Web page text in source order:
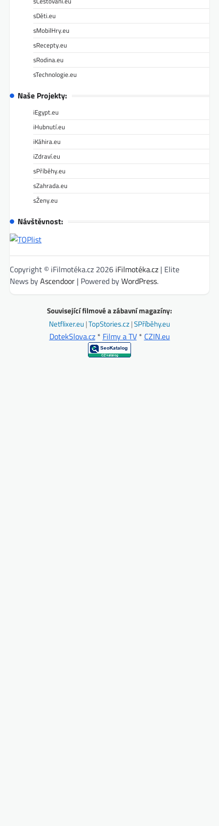
sDěti.eu
sMobilHry.eu
sRecepty.eu
sRodina.eu
sTechnologie.eu
Naše Projekty:
iEgypt.eu
iHubnutí.eu
iKáhira.eu
iZdraví.eu
sPříběhy.eu
sZahrada.eu
sŽeny.eu
Návštěvnost:
Copyright © iFilmotéka.cz 2026 iFilmotéka.cz | Elite
News byAscendoor | Powered byWordPress.
Související filmové a zábavní magazíny:
Netflixer.eu |TopStories.cz|SPříběhy.eu
DotekSlova.cz* Filmy a TV* CZIN.eu